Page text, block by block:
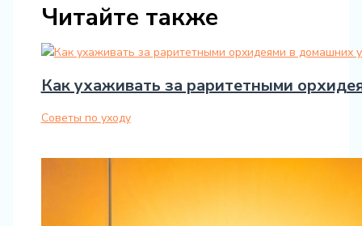
Читайте также
Как ухаживать за раритетными
Советы по уходу